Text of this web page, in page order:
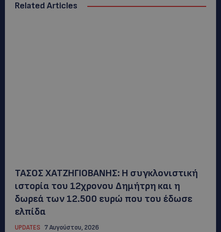
Related Articles
ΤΑΣΟΣ ΧΑΤΖΗΓΙΟΒΑΝΗΣ: Η συγκλονιστική
ιστορία του 12χρονου Δημήτρη και η
δωρεά των 12.500 ευρώ που του έδωσε
ελπίδα
UPDATES 7 Αυγούστου, 2026